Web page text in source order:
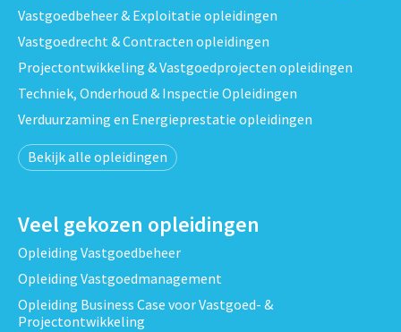
Vastgoedbeheer & Exploitatie opleidingen
Vastgoedrecht & Contracten opleidingen
Projectontwikkeling & Vastgoedprojecten opleidingen
Techniek, Onderhoud & Inspectie Opleidingen
Verduurzaming en Energieprestatie opleidingen
Bekijk alle opleidingen
Veel gekozen opleidingen
Opleiding Vastgoedbeheer
Opleiding Vastgoedmanagement
Opleiding Business Case voor Vastgoed- &
Projectontwikkeling